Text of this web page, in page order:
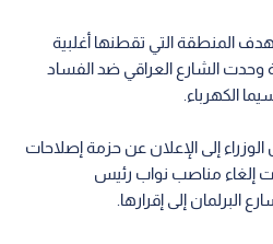
المنطقة التي تقطنها أغلبية
الشارع العراقي ضد الفساد
الكهرباء.
إلى الإعلان عن حزمة إصلاحات
إلغاء مناصب نواب رئيس
البرلمان إلى إقرارها.